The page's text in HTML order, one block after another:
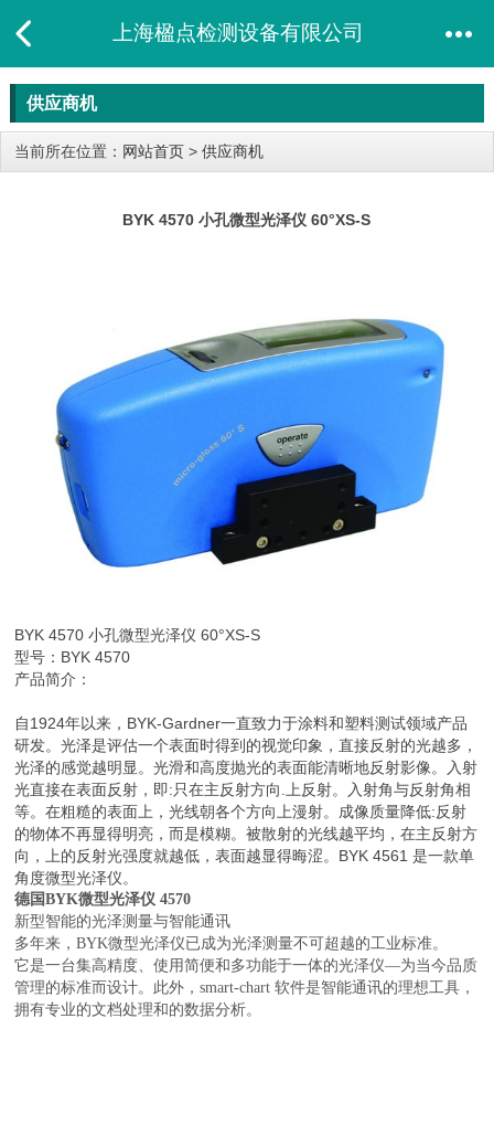
上海楹点检测设备有限公司
供应商机
当前所在位置： 网站首页 > 供应商机
BYK 4570 小孔微型光泽仪 60°XS-S
BYK 4570 小孔微型光泽仪 60°XS-S
型号：BYK 4570
产品简介：
自1924年以来，BYK-Gardner一直致力于涂料和塑料测试领域产品
研发。光泽是评估一个表面时得到的视觉印象，直接反射的光越多，
光泽的感觉越明显。光滑和高度抛光的表面能清晰地反射影像。入射
光直接在表面反射，即:只在主反射方向.上反射。入射角与反射角相
等。在粗糙的表面上，光线朝各个方向上漫射。成像质量降低:反射
的物体不再显得明亮，而是模糊。被散射的光线越平均，在主反射方
向，上的反射光强度就越低，表面越显得晦涩。BYK 4561 是一款单
角度微型光泽仪。
德国BYK微型光泽仪 4570
新型智能的光泽测量与智能通讯
多年来，BYK微型光泽仪已成为光泽测量不可超越的工业标准。
它是一台集高精度、使用简便和多功能于一体的光泽仪—为当今品质
管理的标准而设计。此外，smart-chart 软件是智能通讯的理想工具，
拥有专业的文档处理和的数据分析。